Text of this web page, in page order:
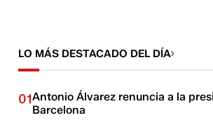
LO MÁS DESTACADO DEL DÍA
01Antonio Álvarez renuncia a la
Barcelona